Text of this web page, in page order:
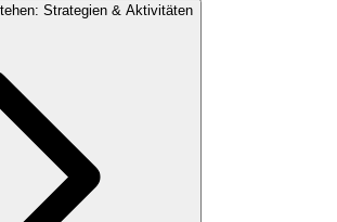
Strategien & Aktivitäten